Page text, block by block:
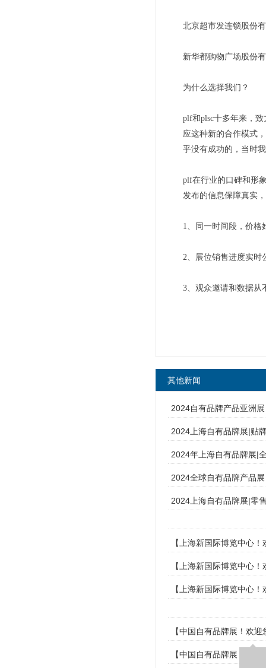
北京超市发连锁股份
新华都购物广场股份
为什么选择我们？
plf和plsc十多年来，
应这种新的合作模式
乎没有成功的，当时
plf在行业的口碑和形
发布的信息保障真实
1、同一时间段，价格
2、展位销售进度实时
3、观众邀请和数据从
其他新闻
2024自有品牌产品亚洲
2024上海自有品牌展|贴
2024年上海自有品牌展|
2024全球自有品牌产品
2024上海自有品牌展|零
【上海新国际博览中心
【上海新国际博览中心
【上海新国际博览中心
【中国自有品牌展！欢
【中国自有品牌展！欢